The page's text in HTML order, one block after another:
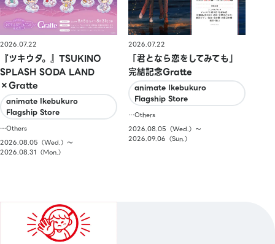
2026.07.22
『ツキウタ。』TSUKINO
SPLASH SODA LAND
×Gratte
animate Ikebukuro
Flagship Store
…Others
2026.08.05（Wed.）〜
2026.08.31（Mon.）
2026.07.22
「君となら恋をしてみても」
完結記念Gratte
animate Ikebukuro
Flagship Store
…Others
2026.08.05（Wed.）〜
2026.09.06（Sun.）